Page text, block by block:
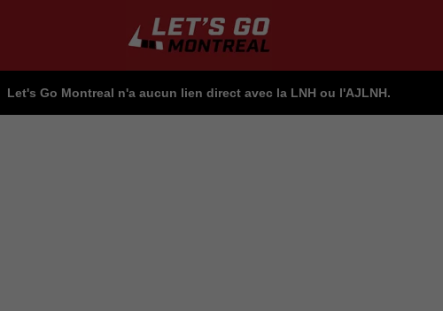
Let's Go Montreal n'a aucun lien direct avec la LNH ou l'AJLNH.